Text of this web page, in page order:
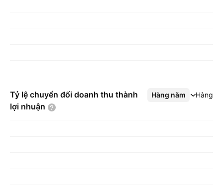
Tỷ lệ chuyển đổi doanh thu thành
lợi nhuận
Hàng năm Hàng
Xem thêm